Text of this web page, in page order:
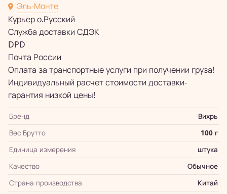
Эль-Монте
Курьер о.Русский
Служба доставки СДЭК
DPD
Почта России
Оплата за транспортные услуги при получении груза!
Индивидуальный расчет стоимости доставки-
гарантия низкой цены!
Бренд
Вихрь
Вес Брутто
100 г
Единица измерения
штука
Качество
Обычное
Страна производства
Китай